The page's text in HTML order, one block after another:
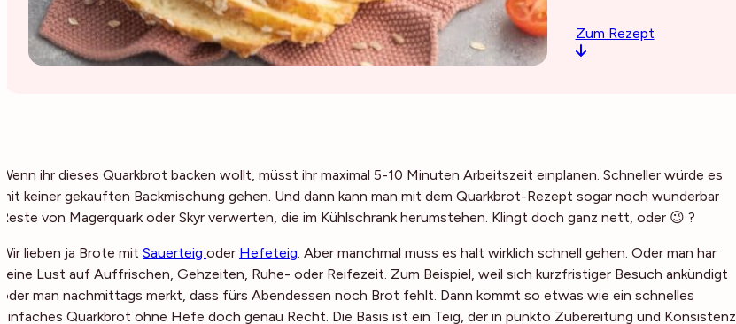
Zum Rezept
Wenn ihr dieses Quarkbrot backen wollt, müsst ihr maximal 5-10 Minuten Arbeitszeit einplanen. Schneller würde es
mit keiner gekauften Backmischung gehen. Und dann kann man mit dem Quarkbrot-Rezept sogar noch wunderbar
Reste von Magerquark oder Skyr verwerten, die im Kühlschrank herumstehen. Klingt doch ganz nett, oder 😉 ?
Wir lieben ja Brote mit Sauerteig oder Hefeteig. Aber manchmal muss es halt wirklich schnell gehen. Oder man har
keine Lust auf Auffrischen, Gehzeiten, Ruhe- oder Reifezeit. Zum Beispiel, weil sich kurzfristiger Besuch ankündigt
oder man nachmittags merkt, dass fürs Abendessen noch Brot fehlt. Dann kommt so etwas wie ein schnelles
einfaches Quarkbrot ohne Hefe doch genau Recht. Die Basis ist ein Teig, der in punkto Zubereitung und Konsistenz